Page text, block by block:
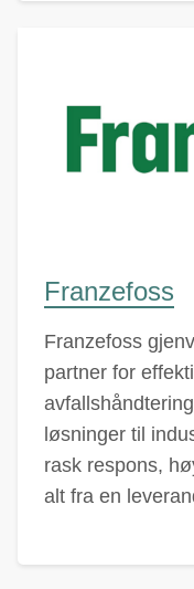
Franzefoss
Franzefoss
partner for
løsninger til
rask respons,
alt fra en